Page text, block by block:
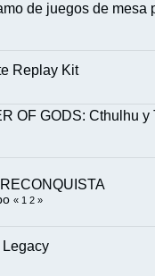
de juegos de mesa
Replay Kit
OF GODS: Cthulhu y
« 1 2 »
Legacy